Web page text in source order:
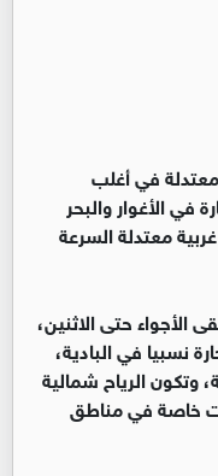
في أغلب
في الأغوار والبحر
معتدلة السرعة
الأجواء حتى الاثنين،
نسبيا في البادية،
وتكون الرياح شمالية
خاصة في مناطق